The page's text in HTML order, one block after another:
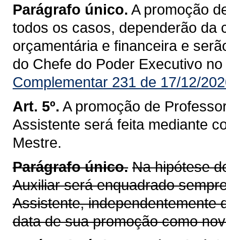
Parágrafo único. A promoção
todos os casos, dependerão da
orçamentária e financeira e
do Chefe do Poder Executivo
Complementar 231 de 17/12/
Art. 5º. A promoção de
Assistente será feita mediante
Mestre.
Parágrafo único. Na hipótese
Auxiliar será enquadrado
Assistente, independentemente
data de sua promoção como